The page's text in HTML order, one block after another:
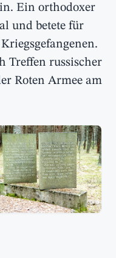
Ein orthodoxer
und betete für
Treffen russischer
Roten Armee am